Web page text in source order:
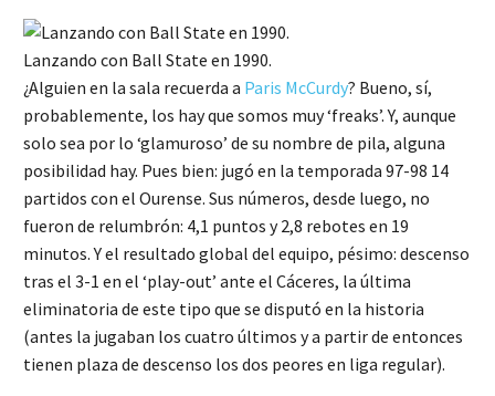
Lanzando con Ball State en 1990.
¿Alguien en la sala recuerda a Paris McCurdy? Bueno, sí,
probablemente, los hay que somos muy ‘freaks’. Y, aunque
solo sea por lo ‘glamuroso’ de su nombre de pila, alguna
posibilidad hay. Pues bien: jugó en la temporada 97-98 14
partidos con el Ourense. Sus números, desde luego, no
fueron de relumbrón: 4,1 puntos y 2,8 rebotes en 19
minutos. Y el resultado global del equipo, pésimo: descenso
tras el 3-1 en el ‘play-out’ ante el Cáceres, la última
eliminatoria de este tipo que se disputó en la historia
(antes la jugaban los cuatro últimos y a partir de entonces
tienen plaza de descenso los dos peores en liga regular).